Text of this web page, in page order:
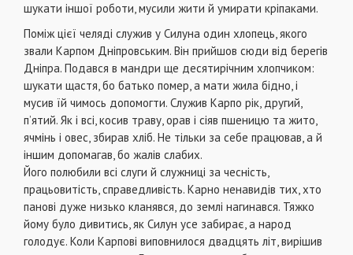
шукати іншої роботи, мусили жити й умирати кріпаками.
Поміж цієї челяді служив у Силуна один хлопець, якого
звали Карпом Дніпровським. Він прийшов сюди від берегів
Дніпра. Подався в мандри ще десятирічним хлопчиком:
шукати щастя, бо батько помер, а мати жила бідно, і
мусив їй чимось допомогти. Служив Карпо рік, другий,
п’ятий. Як і всі, косив траву, орав і сіяв пшеницю та жито,
ячмінь і овес, збирав хліб. Не тільки за себе працював, а й
іншим допомагав, бо жалів слабих.
Його полюбили всі слуги й служниці за чесність,
працьовитість, справедливість. Карно ненавидів тих, хто
панові дуже низько кланявся, до землі нагинався. Тяжко
йому було дивитись, як Силун усе забирає, а народ
голодує. Коли Карпові виповнилося двадцять літ, вирішив